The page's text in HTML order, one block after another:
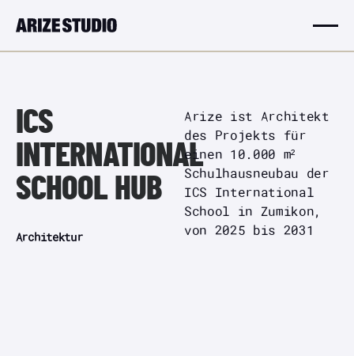
ICS
INTERNATIONAL
SCHOOL HUB
Architektur
Arize ist Architekt
des Projekts für
einen 10.000 m²
Schulhausneubau der
ICS International
School in Zumikon,
von 2025 bis 2031